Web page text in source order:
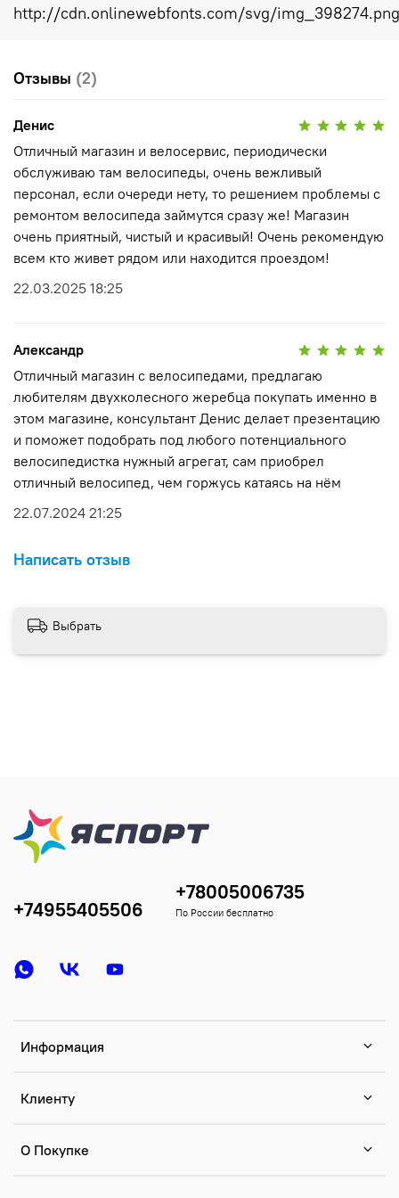
http://cdn.onlinewebfonts.com/svg/img_398274.png
Отзывы (2)
Денис
Отличный магазин и велосервис, периодически
обслуживаю там велосипеды, очень вежливый
персонал, если очереди нету, то решением проблемы с
ремонтом велосипеда займутся сразу же! Магазин
очень приятный, чистый и красивый! Очень рекомендую
всем кто живет рядом или находится проездом!
22.03.2025 18:25
Александр
Отличный магазин с велосипедами, предлагаю
любителям двухколесного жеребца покупать именно в
этом магазине, консультант Денис делает презентацию
и поможет подобрать под любого потенциального
велосипедистка нужный агрегат, сам приобрел
отличный велосипед, чем горжусь катаясь на нём
22.07.2024 21:25
Написать отзыв
Выбрать
Информация
Клиенту
О Покупке
+74955405506
+78005006735
По России бесплатно